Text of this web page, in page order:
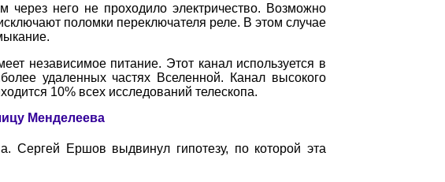
него не проходило электричество. Возможно
поломки переключателя реле. В этом случае
независимое питание. Этот канал используется в
удаленных частях Вселенной. Канал высокого
10% всех исследований телескопа.
Менделеева
Сергей Ершов выдвинул гипотезу, по которой эта